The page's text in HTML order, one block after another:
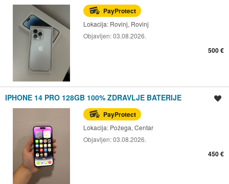
PayProtect
Lokacija: Rovinj, Rovinj
Objavljen:03.08.2026.
500 €
IPHONE 14 PRO 128GB 100% ZDRAVLJE BATERIJE
PayProtect
Lokacija: Požega, Centar
Objavljen:03.08.2026.
450 €